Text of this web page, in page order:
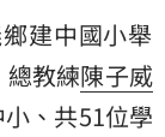
建中國小舉
教練陳子威
、共51位學